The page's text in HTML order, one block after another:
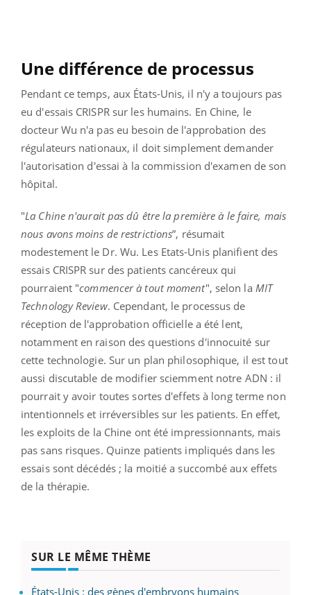
Une différence de processus
Pendant ce temps, aux États-Unis, il n'y a toujours pas
eu d'essais CRISPR sur les humains. En Chine, le
docteur Wu n'a pas eu besoin de l'approbation des
régulateurs nationaux, il doit simplement demander
l'autorisation d'essai à la commission d'examen de son
hôpital.
"La Chine n'aurait pas dû être la première à le faire, mais
nous avons moins de restrictions”, résumait
modestement le Dr. Wu. Les Etats-Unis planifient des
essais CRISPR sur des patients cancéreux qui
pourraient "commencer à tout moment", selon la MIT
Technology Review. Cependant, le processus de
réception de l'approbation officielle a été lent,
notamment en raison des questions d'innocuité sur
cette technologie. Sur un plan philosophique, il est tout
aussi discutable de modifier sciemment notre ADN : il
pourrait y avoir toutes sortes d'effets à long terme non
intentionnels et irréversibles sur les patients. En effet,
les exploits de la Chine ont été impressionnants, mais
pas sans risques. Quinze patients impliqués dans les
essais sont décédés ; la moitié a succombé aux effets
de la thérapie.
SUR LE MÊME THÈME
États-Unis : des gènes d'embryons humains